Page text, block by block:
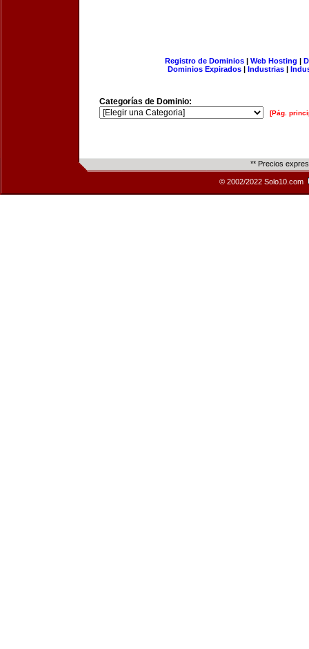
Registro de Dominios| Web Hosting |
Dominios Expirados | Industrias |
Categorías de Dominio:
[Pág.
** Precios
© 2002/2022 Solo10.com